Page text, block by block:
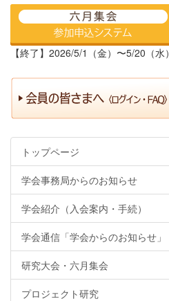
【終了】2026/5/1（金）〜5/20（水）
トップページ
学会事務局からのお知らせ
学会紹介（入会案内・手続）
学会通信「学会からのお知らせ」
研究大会・六月集会
プロジェクト研究